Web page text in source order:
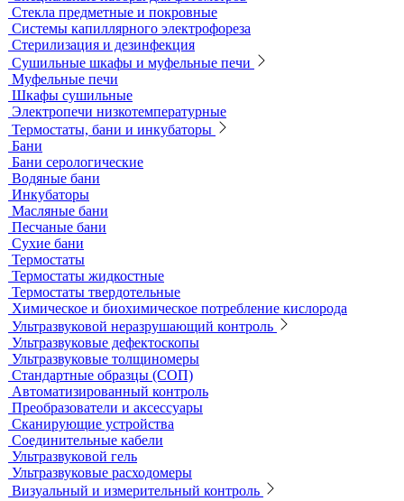
Расходные материалы
Ареометры
Калибровочные расстворы и реагенты
Комплектующие для КФК
Принадлежности к штативам
Специальные наборы для фотометров
Стекла предметные и покровные
Системы капиллярного электрофореза
Стерилизация и дезинфекция
Сушильные шкафы и муфельные печи
Муфельные печи
Шкафы сушильные
Электропечи низкотемпературные
Термостаты, бани и инкубаторы
Бани
Бани серологические
Водяные бани
Инкубаторы
Масляные бани
Песчаные бани
Сухие бани
Термостаты
Термостаты жидкостные
Термостаты твердотельные
Химическое и биохимическое потребление кислорода